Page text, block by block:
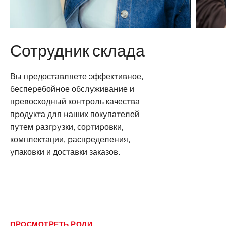
Сотрудник склада
Вы предоставляете эффективное,
бесперебойное обслуживание и
превосходный контроль качества
продукта для наших покупателей
путем разгрузки, сортировки,
комплектации, распределения,
упаковки и доставки заказов.